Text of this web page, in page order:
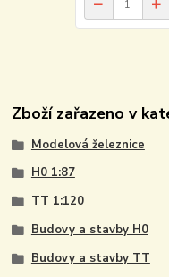
Zboží zařazeno v
Modelová železnice
H0 1:87
TT 1:120
Budovy a stavby H0
Budovy a stavby TT